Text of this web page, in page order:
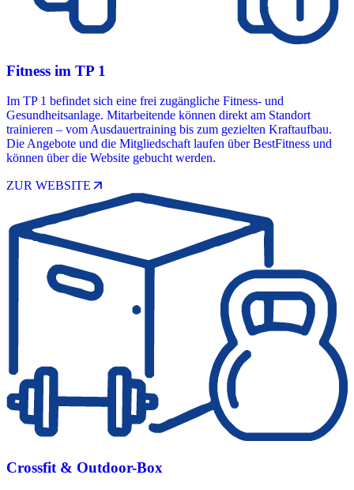
Fitness im TP 1
Im TP 1 befindet sich eine frei zugängliche Fitness- und
Gesundheitsanlage. Mitarbeitende können direkt am Standort
trainieren – vom Ausdauertraining bis zum gezielten Kraftaufbau.
Die Angebote und die Mitgliedschaft laufen über BestFitness und
können über die Website gebucht werden.
ZUR WEBSITE arrow_outward
Crossfit & Outdoor-Box